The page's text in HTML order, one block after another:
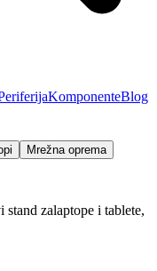
KomponenteBlog
Mrežna oprema
stand zalaptope i tablete,